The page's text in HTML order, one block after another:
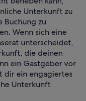
Unterkunft zu
zu
Wenn sich eine
unterscheidet,
die deinen
ein Gastgeber vor
dir ein engagiertes
Unterkunft